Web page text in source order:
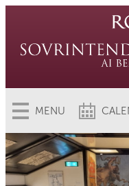
MENU